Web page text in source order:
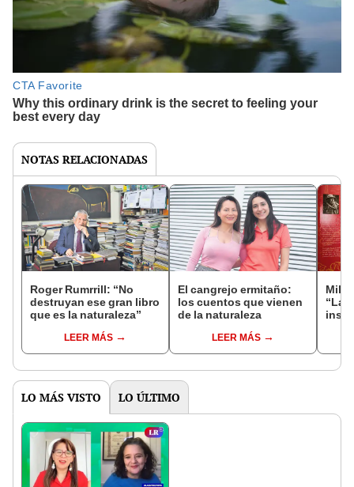
NOTAS RELACIONADAS
Roger Rumrrill: “No
destruyan ese gran libro
que es la naturaleza”
LEER MÁS
El cangrejo ermitaño:
los cuentos que vienen
de la naturaleza
LEER MÁS
LO MÁS VISTO LO ÚLTIMO